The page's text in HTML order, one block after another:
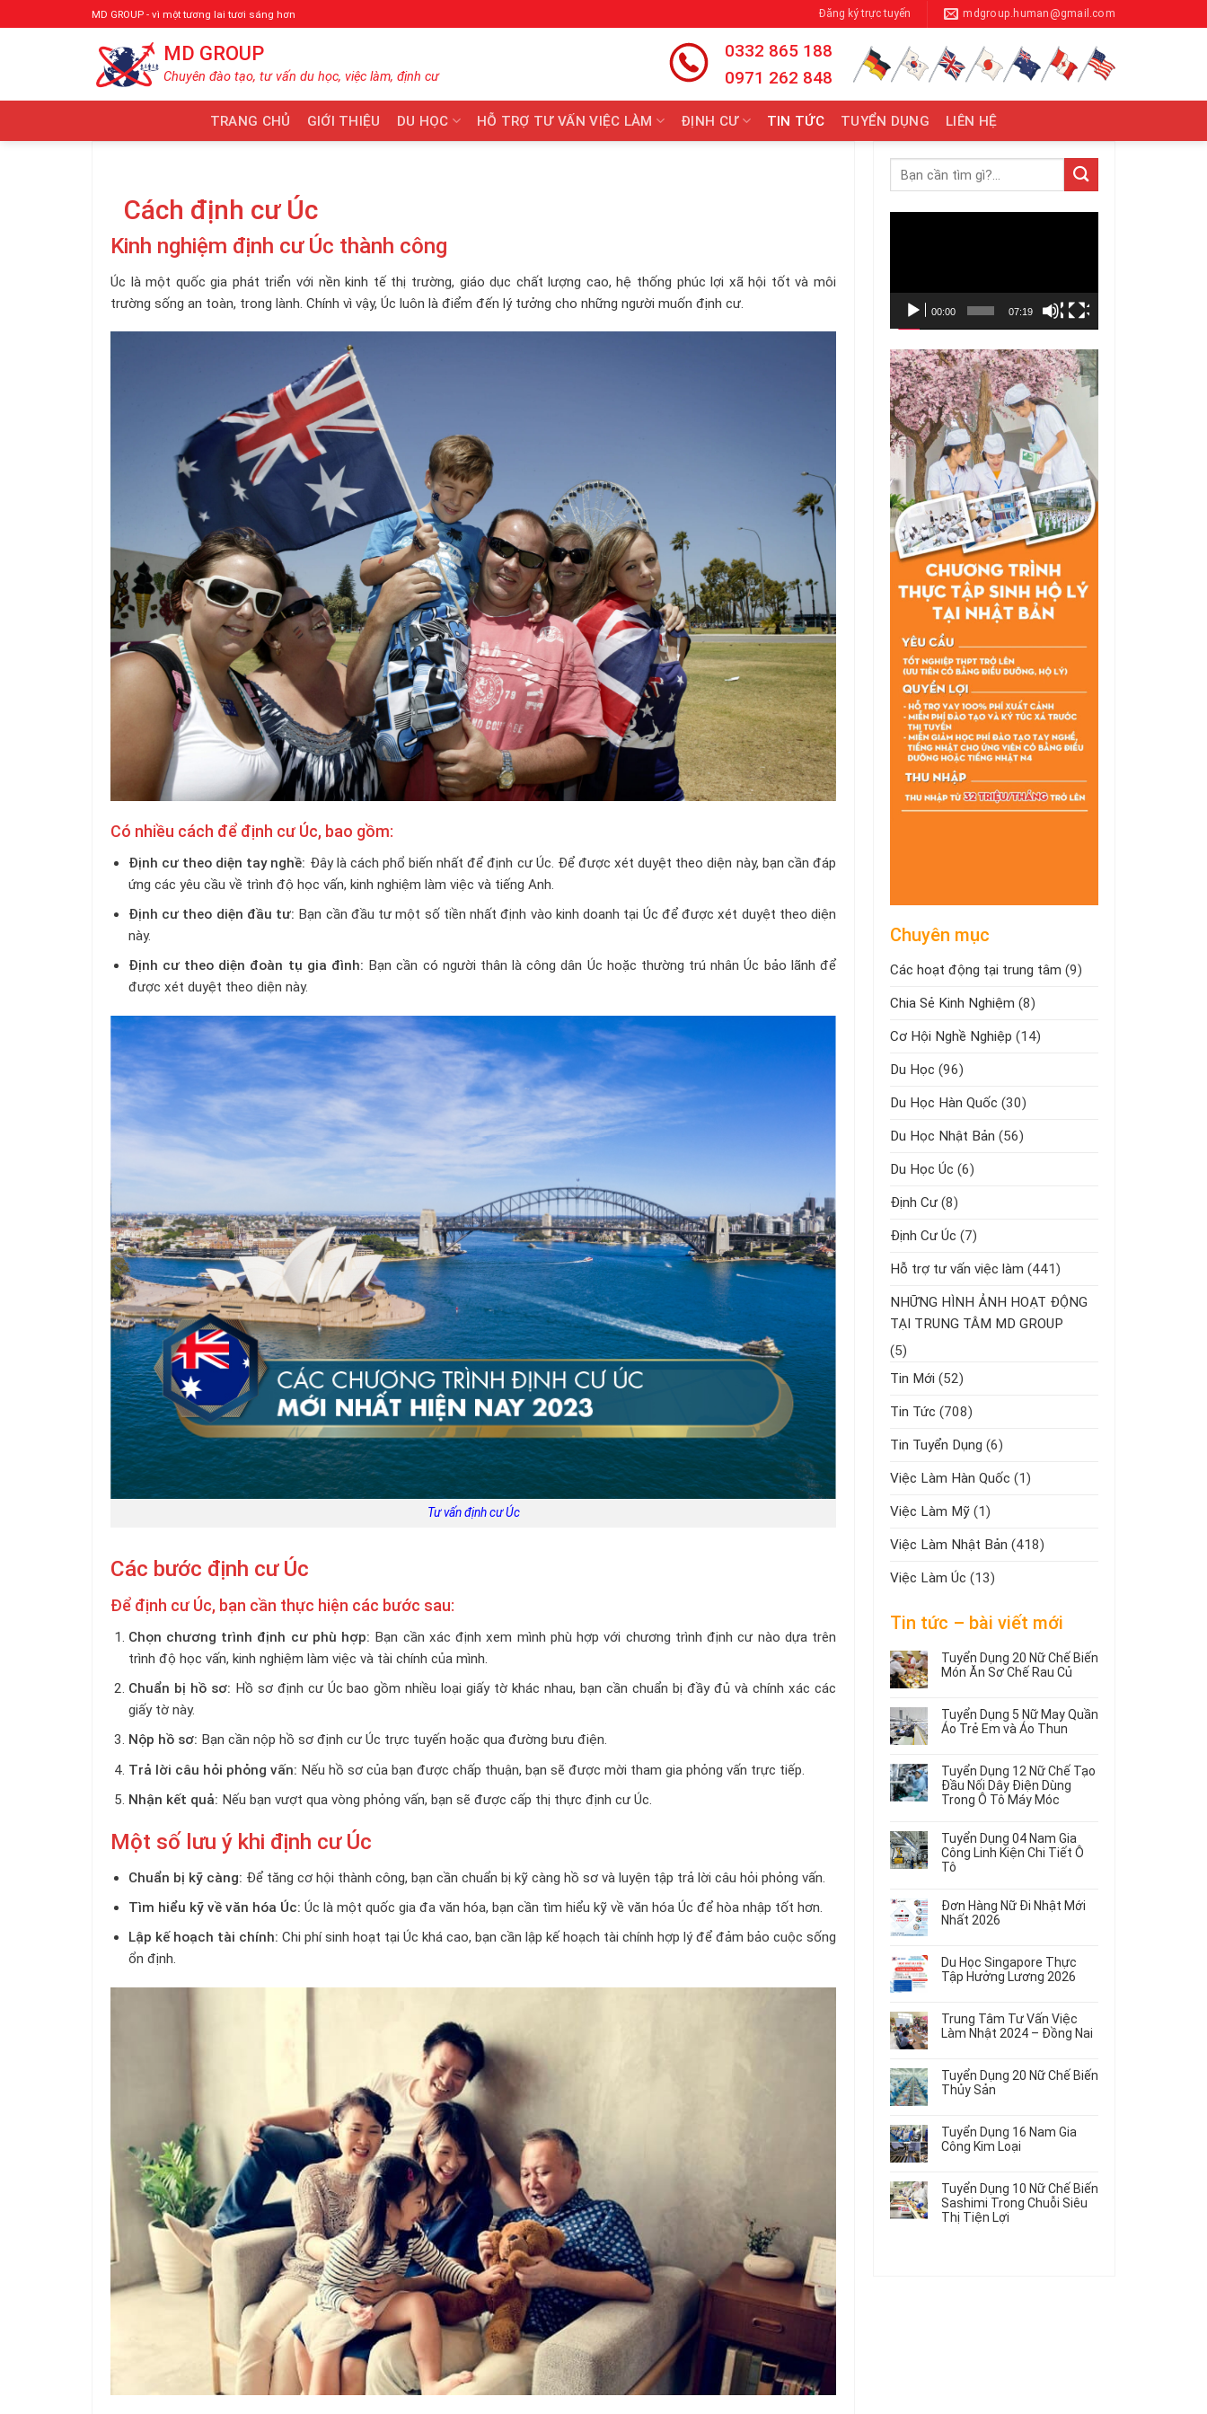
qua
MD GROUP - vì một tương lai tươi sáng hơn Đăng ký trực tuyến mdgroup.human@gmail.com
MD GROUP
Chuyên đào tạo, tư vấn du học, việc làm, định cư
0332 865 188
0971 262 848
TRANG CHỦ GIỚI THIỆU DU HỌC HỖ TRỢ TƯ VẤN VIỆC LÀM ĐỊNH CƯ TIN TỨC TUYỂN DỤNG LIÊN HỆ
Cách định cư Úc
Kinh nghiệm định cư Úc thành công
Úc là một quốc gia phát triển với nền kinh tế thị trường, giáo dục chất lượng cao, hệ thống phúc lợi xã hội tốt và môi
trường sống an toàn, trong lành. Chính vì vậy, Úc luôn là điểm đến lý tưởng cho những người muốn định cư.
Có nhiều cách để định cư Úc, bao gồm:
Định cư theo diện tay nghề: Đây là cách phổ biến nhất để định cư Úc. Để được xét duyệt theo diện này, bạn cần đáp
ứng các yêu cầu về trình độ học vấn, kinh nghiệm làm việc và tiếng Anh.
Định cư theo diện đầu tư: Bạn cần đầu tư một số tiền nhất định vào kinh doanh tại Úc để được xét duyệt theo diện
này.
Định cư theo diện đoàn tụ gia đình: Bạn cần có người thân là công dân Úc hoặc thường trú nhân Úc bảo lãnh để
được xét duyệt theo diện này.
Tư vấn định cư Úc
Các bước định cư Úc
Để định cư Úc, bạn cần thực hiện các bước sau:
Chọn chương trình định cư phù hợp: Bạn cần xác định xem mình phù hợp với chương trình định cư nào dựa trên
trình độ học vấn, kinh nghiệm làm việc và tài chính của mình.
Chuẩn bị hồ sơ: Hồ sơ định cư Úc bao gồm nhiều loại giấy tờ khác nhau, bạn cần chuẩn bị đầy đủ và chính xác các
giấy tờ này.
Nộp hồ sơ: Bạn cần nộp hồ sơ định cư Úc trực tuyến hoặc qua đường bưu điện.
Trả lời câu hỏi phỏng vấn: Nếu hồ sơ của bạn được chấp thuận, bạn sẽ được mời tham gia phỏng vấn trực tiếp.
Nhận kết quả: Nếu bạn vượt qua vòng phỏng vấn, bạn sẽ được cấp thị thực định cư Úc.
Một số lưu ý khi định cư Úc
Chuẩn bị kỹ càng: Để tăng cơ hội thành công, bạn cần chuẩn bị kỹ càng hồ sơ và luyện tập trả lời câu hỏi phỏng vấn.
Tìm hiểu kỹ về văn hóa Úc: Úc là một quốc gia đa văn hóa, bạn cần tìm hiểu kỹ về văn hóa Úc để hòa nhập tốt hơn.
Lập kế hoạch tài chính: Chi phí sinh hoạt tại Úc khá cao, bạn cần lập kế hoạch tài chính hợp lý để đảm bảo cuộc sống
ổn định.
00:00 07:19
Chuyên mục
Các hoạt động tại trung tâm (9)
Chia Sẻ Kinh Nghiệm (8)
Cơ Hội Nghề Nghiệp (14)
Du Học (96)
Du Học Hàn Quốc (30)
Du Học Nhật Bản (56)
Du Học Úc (6)
Định Cư (8)
Định Cư Úc (7)
Hỗ trợ tư vấn việc làm (441)
NHỮNG HÌNH ẢNH HOẠT ĐỘNG
TẠI TRUNG TÂM MD GROUP
(5)
Tin Mới (52)
Tin Tức (708)
Tin Tuyển Dụng (6)
Việc Làm Hàn Quốc (1)
Việc Làm Mỹ (1)
Việc Làm Nhật Bản (418)
Việc Làm Úc (13)
Tin tức – bài viết mới
Tuyển Dụng 20 Nữ Chế Biến
Món Ăn Sơ Chế Rau Củ
có
bình
luận
Tuyển
Dụng
20
Nữ
Biến
Món
Ăn
Rau
Củ
Tuyển Dụng 5 Nữ May Quần
Áo Trẻ Em và Áo Thun
có
bình
luận
ở
Dụng
5
Nữ
May
Áo
Trẻ
Áo
Thun
Tuyển Dụng 12 Nữ Chế Tạo
Đầu Nối Dây Điện Dùng
Trong Ô Tô Máy Móc
có
bình
luận
ở
Dụng
12
Tạo
Đầu
Điện
Dùng
Tô
Máy
Tuyển Dụng 04 Nam Gia
Công Linh Kiện Chi Tiết Ô
Tô
có
bình
luận
Tuyển
Dụng
04
Gia
Công
Chi
Tiết
Đơn Hàng Nữ Đi Nhật Mới
Nhất 2026
có
bình
luận
Đơn
Hàng
Nữ
Nhật
Mới
Nhất
Du Học Singapore Thực
Tập Hưởng Lương 2026
có
bình
luận
Du
Học
Singapore
Tập
Hưởng
Lương
Trung Tâm Tư Vấn Việc
Làm Nhật 2024 – Đồng Nai
có
bình
luận
Trung
Tâm
Tư
Việc
Làm
Nhật
2024
Tuyển Dụng 20 Nữ Chế Biến
Thủy Sản
có
bình
luận
Tuyển
Dụng
20
Nữ
Tuyển Dụng 16 Nam Gia
Công Kim Loại
có
bình
luận
ở
Tuyển Dụng 10 Nữ Chế Biến
Sashimi Trong Chuỗi Siêu
Thị Tiện Lợi